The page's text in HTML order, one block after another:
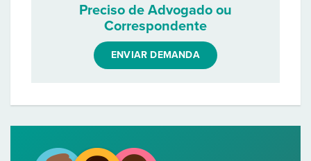
Preciso de Advogado ou
Correspondente
ENVIAR DEMANDA